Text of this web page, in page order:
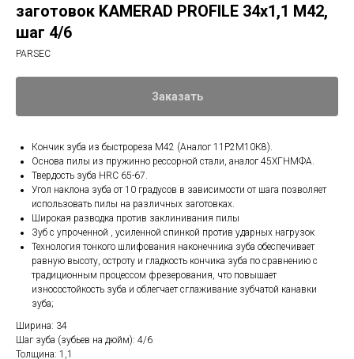
заготовок KAMERAD PROFILE 34х1,1 М42,
шаг 4/6
PARSEC
Заказать
Кончик зуба из быстрореза М42 (Аналог 11Р2М10К8).
Основа пилы из пружинно рессорной стали, аналог 45ХГНМФА.
Твердость зуба HRC 65-67.
Угол наклона зуба от 10 градусов в зависимости от шага позволяет
использовать пилы на различных заготовках.
Широкая разводка против заклинивания пилы
Зуб с упроченной , усиленной спинкой против ударных нагрузок
Технология тонкого шлифования наконечника зуба обеспечивает
равную высоту, остроту и гладкость кончика зуба по сравнению с
традиционным процессом фрезерования, что повышает
износостойкость зуба и облегчает сглаживание зубчатой канавки
зуба;
Ширина: 34
Шаг зуба (зубьев на дюйм): 4/6
Толщина: 1,1